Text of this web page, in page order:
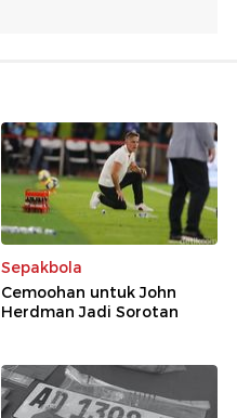
Sepakbola
Cemoohan untuk John
Herdman Jadi Sorotan